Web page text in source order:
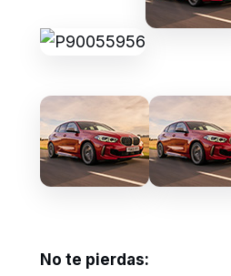
No te pierdas: